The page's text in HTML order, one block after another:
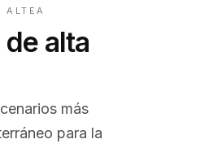
ALTEA
alta
más
para la